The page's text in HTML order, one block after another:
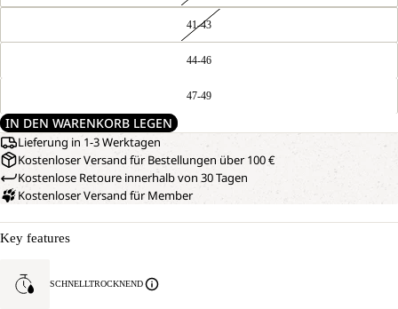
41-43
44-46
47-49
IN DEN WARENKORB LEGEN
Lieferung in 1-3 Werktagen
Kostenloser Versand für Bestellungen über 100 €
Kostenlose Retoure innerhalb von 30 Tagen
Kostenloser Versand für Member
Key features
SCHNELLTROCKNEND